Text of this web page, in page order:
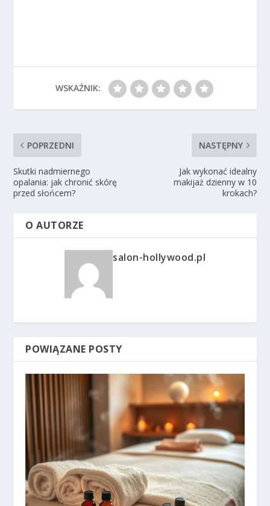
WSKAŹNIK:
POPRZEDNI
Skutki nadmiernego
opalania: jak chronić skórę
przed słońcem?
NASTĘPNY
Jak wykonać idealny
makijaż dzienny w 10
krokach?
O AUTORZE
salon-hollywood.pl
POWIĄZANE POSTY